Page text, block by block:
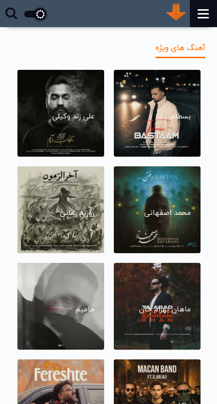
آهنگ های ویژه
بسطام علی زند وکیلی
محمد اصفهانی روزبه بمانی
ماهان بهرام خان حامیم